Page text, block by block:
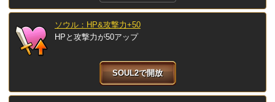
ソウル：HP&攻撃力+50
HPと攻撃力が50アップ
SOUL2で開放